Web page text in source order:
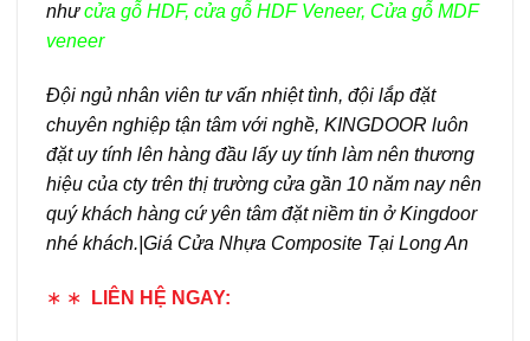
nhưcửa gỗ HDF, cửa gỗ HDF Veneer, Cửa gỗ MDF
veneer
Đội ngủ nhân viên tư vấn nhiệt tình, đội lắp đặt
chuyên nghiệp tận tâm với nghề, KINGDOOR luôn
đặt uy tính lên hàng đầu lấy uy tính làm nên thương
hiệu của cty trên thị trường cửa gần 10 năm nay nên
quý khách hàng cứ yên tâm đặt niềm tin ở Kingdoor
nhé khách.|Giá Cửa Nhựa Composite Tại Long An
∗ ∗ LIÊN HỆ NGAY: